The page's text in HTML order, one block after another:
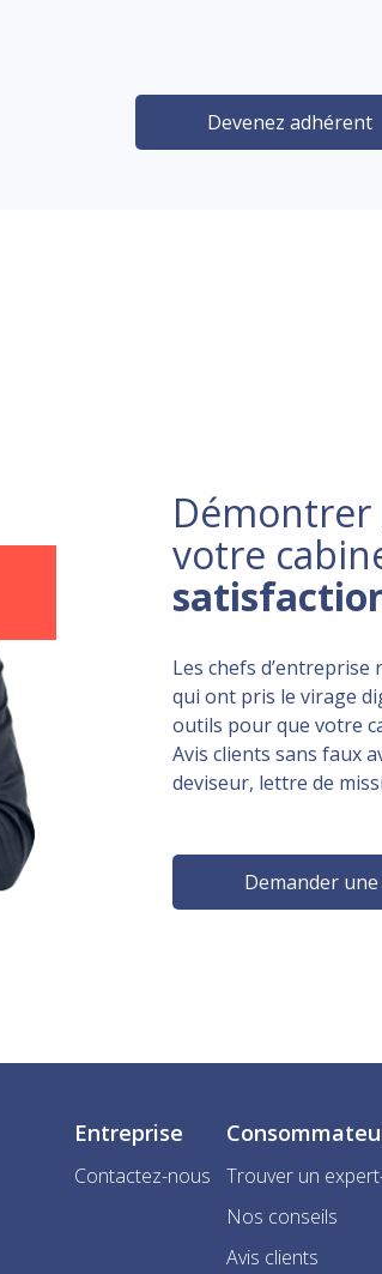
Devenez adhérent
Démontrer
votre
Les chefs d’entreprise
qui ont pris le virage
outils pour que votre
Avis clients sans faux
deviseur, lettre de
Demander
Entreprise
Contactez-nous
Trouver un
Nos conseils
Avis clients